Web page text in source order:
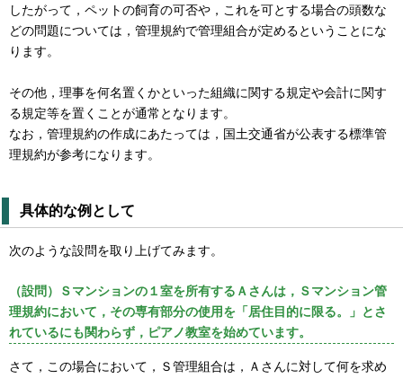
したがって，ペットの飼育の可否や，これを可とする場合の頭数な
どの問題については，管理規約で管理組合が定めるということにな
ります。
その他，理事を何名置くかといった組織に関する規定や会計に関す
る規定等を置くことが通常となります。
なお，管理規約の作成にあたっては，国土交通省が公表する標準管
理規約が参考になります。
具体的な例として
次のような設問を取り上げてみます。
（設問）Ｓマンションの１室を所有するＡさんは，Ｓマンション管
理規約において，その専有部分の使用を「居住目的に限る。」とさ
れているにも関わらず，ピアノ教室を始めています。
さて，この場合において，Ｓ管理組合は，Ａさんに対して何を求め